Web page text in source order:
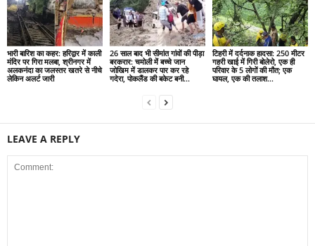
भारी बारिश का कहर: हरिद्वार में काली
मंदिर पर गिरा मलबा, श्रीनगर में
अलकनंदा का जलस्तर खतरे से नीचे
लेकिन अलर्ट जारी
26 साल बाद भी सीमांत गांवों की पीड़ा
बरकरार: चमोली में बच्चे जान
जोखिम में डालकर पार कर रहे
गदेरा, पोकलैंड की बकेट बनी...
टिहरी में दर्दनाक हादसा: 250 मीटर
गहरी खाई में गिरी बोलेरो, एक ही
परिवार के 5 लोगों की मौत; एक
घायल, एक की तलाश...
LEAVE A REPLY